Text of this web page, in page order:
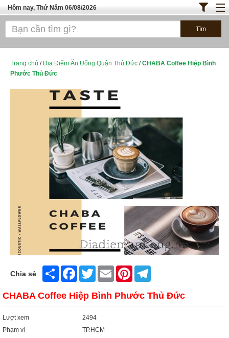
Hôm nay, Thứ Năm 06/08/2026
Trang chủ
Bánh - Đồ Ăn Vặt
ĐỊA ĐIỂM ĂN UỐNG HÀ NỘI
Trang chủ /Địa Điểm Ăn Uống Quận Thủ Đức /CHABA Coffee Hiệp Bình
Phước Thủ Đức
Chia sẻ Share FacebookTwitter Email Pinterest
CHABA Coffee Hiệp Bình Phước Thủ Đức
Lượt xem
2494
Phạm vi
TP.HCM